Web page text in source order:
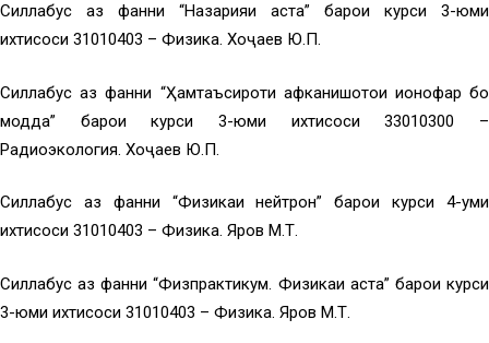
Силлабус аз фанни “Назарияи ҳаста” барои курси 3-юми
ихтисоси 31010403 – Физика. Хоҷаев Ю.П.
Силлабус аз фанни “Ҳамтаъсироти афканишотҳои ионофар бо
модда” барои курси 3-юми ихтисоси 33010300 –
Радиоэкология. Хоҷаев Ю.П.
Силлабус аз фанни “Физикаи нейтрон” барои курси 4-уми
ихтисоси 31010403 – Физика. Яров М.Т.
Силлабус аз фанни “Физпрактикум. Физикаи ҳаста” барои курси
3-юми ихтисоси 31010403 – Физика. Яров М.Т.